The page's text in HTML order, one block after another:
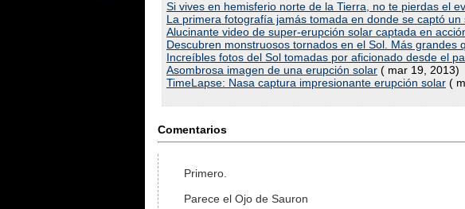
Si vives en hemisferio norte de la Tierra, no te pierdas el
La primera fotografía jamás tomada en donde se captó un
Alucinante video de super-erupción solar captada en
Descubren monstruosos tornados en el Sol. Más grandes
Increíbles fotos del Sol tomadas por aficionado desde el
Asombrosa imagen de una erupción solar ( mar 19, 2013)
TimeLapse: Nasa captura impresionante erupción solar (
Comentarios
Primero.
Parece el Ojo de Sauron